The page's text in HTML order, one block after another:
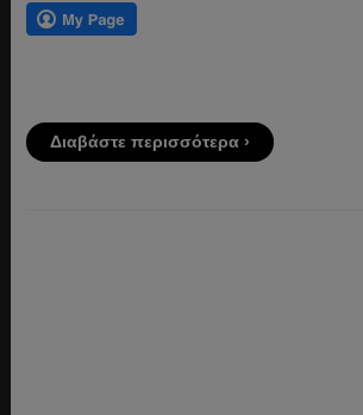
Διαβάστε περισσότερα ›